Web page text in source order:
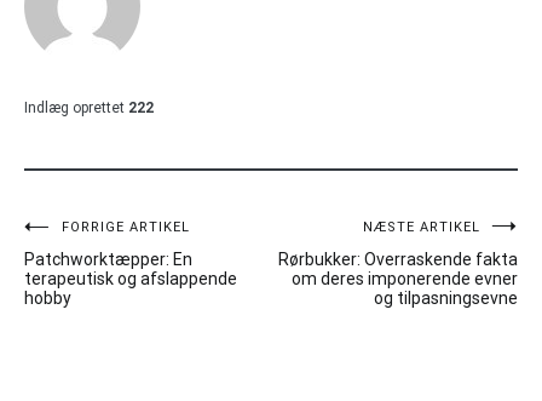
Indlæg oprettet 222
Indlægsnavigation
FORRIGE ARTIKEL
Patchworktæpper: En
terapeutisk og afslappende
hobby
NÆSTE ARTIKEL
Rørbukker: Overraskende fakta
om deres imponerende evner
og tilpasningsevne